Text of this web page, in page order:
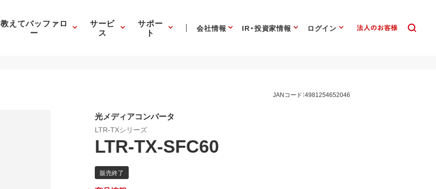
教えてバッファロ
ー
サービ
ス
サポー
ト 会社情報 IR・投資家情報 ログイン
JANコード：4981254652046
光メディアコンバータ
LTR-TXシリーズ
LTR-TX-SFC60